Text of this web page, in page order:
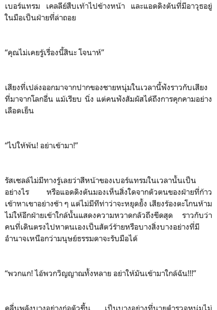
เบอร์แทรม เคลลีย์สืบเท้าไปข้างหน้า และแอดดิงตันที่มีอาวุธอยู่
ในมือเป็นฝ่ายที่ล่าถอย
“คุณไม่เคยรู้เรื่องนี้สินะ โจนาห์”
เสียงที่เปล่งออกมาจากปากของชายหนุ่มในเวลานี้ฟังราวกับเสียง
ที่มาจากโลกอื่น แม้เรียบ นิ่ง แต่คนฟังสัมผัสได้ถึงการคุกคามอย่าง
เลือดเย็น
“ไปให้พ้น! อย่าเข้ามา!”
รัสเซลล์ไม่มีทางรู้เลยว่าสีหน้าของเบอร์แทรมในเวลานั้นเป็น
อย่างไร หรือแอดดิงตันมองเห็นสิ่งใดจากตัวตนของฝ่ายที่ก้าว
เข้าหาเขาอย่างช้า ๆ แต่ไม่มีทีท่าว่าจะหยุดยั้ง เสียงร้องตะโกนห้าม
ไม่ให้อีกฝ่ายเข้าใกล้นั้นแสดงความหวาดกลัวถึงขีดสุด ราวกับว่า
คนที่เดินตรงไปหาตนเองเป็นสัตว์ร้ายหรือบางสิ่งบางอย่างที่มี
อำนาจเหนือกว่ามนุษย์ธรรมดาจะรับมือได้
“พวกแก! ไอ้พวกวิญญาณทั้งหลาย อย่าให้มันเข้ามาใกล้ฉัน!!!”
คลื่นพลังบางอย่างก่อตัวขึ้น เป็นบางอย่างที่นายตำรวจหนุ่มไม่